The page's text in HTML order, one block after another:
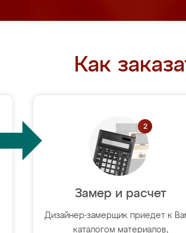
Как
Замер и расчет
Дизайнер-замерщик приедет к
каталогом материалов,